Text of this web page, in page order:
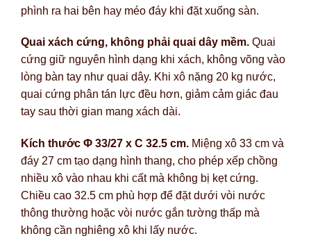
phình ra hai bên hay méo đáy khi đặt xuống sàn.
Quai xách cứng, không phải quai dây mềm. Quai
cứng giữ nguyên hình dạng khi xách, không võng vào
lòng bàn tay như quai dây. Khi xô nặng 20 kg nước,
quai cứng phân tán lực đều hơn, giảm cảm giác đau
tay sau thời gian mang xách dài.
Kích thước Φ 33/27 x C 32.5 cm. Miệng xô 33 cm và
đáy 27 cm tạo dạng hình thang, cho phép xếp chồng
nhiều xô vào nhau khi cất mà không bị kẹt cứng.
Chiều cao 32.5 cm phù hợp để đặt dưới vòi nước
thông thường hoặc vòi nước gắn tường thấp mà
không cần nghiêng xô khi lấy nước.